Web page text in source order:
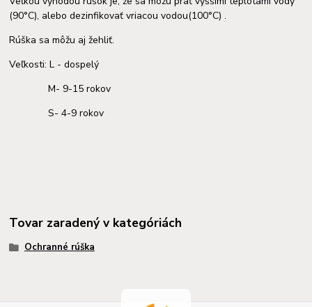
(90°C), alebo dezinfikovať vriacou vodou(100°C) .
Rúška sa môžu aj žehliť.
Veľkosti: L - dospelý
M- 9-15 rokov
S- 4-9 rokov
Tovar zaradený v kategóriách
Ochranné rúška